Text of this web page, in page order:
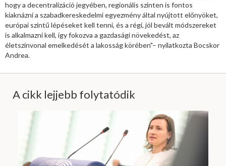
hogy a decentralizáció jegyében, regionális szinten is fontos
kiaknázni a szabadkereskedelmi egyezmény által nyújtott előnyöket,
európai szintű lépéseket kell tenni, és a régi, jól bevált módszereket
is alkalmazni kell, így fokozva a gazdasági növekedést, az
életszínvonal emelkedését a lakosság körében"– nyilatkozta Bocskor
Andrea.
A cikk lejjebb folytatódik